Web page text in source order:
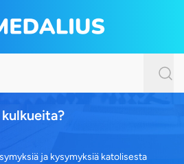
ja kysymyksiä katolisesta